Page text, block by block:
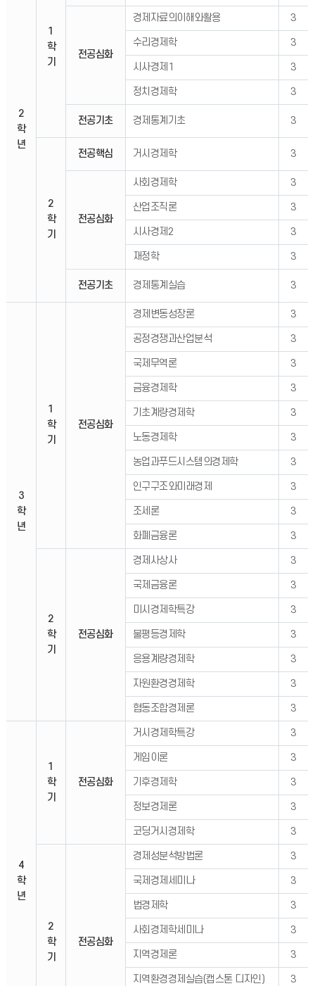
2
학
년
1
학
기
전공심화
경제자료의이해와활용 3
수리경제학 3
시사경제1 3
정치경제학 3
전공기초 경제통계기초 3
2
학
기
전공핵심 거시경제학 3
전공심화
사회경제학 3
산업조직론 3
시사경제2 3
재정학 3
전공기초 경제통계실습 3
3
학
년
1
학
기
전공심화
경제변동성장론 3
공정경쟁과산업분석 3
국제무역론 3
금융경제학 3
기초계량경제학 3
노동경제학 3
농업과푸드시스템의경제학 3
인구구조와미래경제 3
조세론 3
화폐금융론 3
2
학
기
전공심화
경제사상사 3
국제금융론 3
미시경제학특강 3
불평등경제학 3
응용계량경제학 3
자원환경경제학 3
협동조합경제론 3
4
학
년
1
학
기
전공심화
거시경제학특강 3
게임이론 3
기후경제학 3
정보경제론 3
코딩거시경제학 3
2
학
기
전공심화
경제성분석방법론 3
국제경제세미나 3
법경제학 3
사회경제학세미나 3
지역경제론 3
지역환경경제실습(캡스톤 디자인) 3